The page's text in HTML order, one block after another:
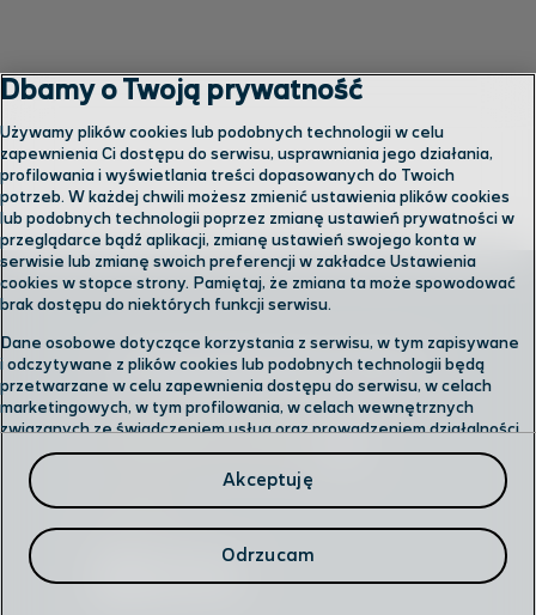
Skontaktuj się z nami
Odwiedź nas w salonie
Infolinia
Dbamy o Twoją prywatność
Używamy plików cookies lub podobnych technologii w celu
zapewnienia Ci dostępu do serwisu, usprawniania jego działania,
profilowania i wyświetlania treści dopasowanych do Twoich
potrzeb. W każdej chwili możesz zmienić ustawienia plików cookies
lub podobnych technologii poprzez zmianę ustawień prywatności w
przeglądarce bądź aplikacji, zmianę ustawień swojego konta w
serwisie lub zmianę swoich preferencji w zakładce Ustawienia
cookies w stopce strony. Pamiętaj, że zmiana ta może spowodować
brak dostępu do niektórych funkcji serwisu.
Dane osobowe dotyczące korzystania z serwisu, w tym zapisywane
i odczytywane z plików cookies lub podobnych technologii będą
przetwarzane w celu zapewnienia dostępu do serwisu, w celach
marketingowych, w tym profilowania, w celach wewnętrznych
związanych ze świadczeniem usług oraz prowadzeniem działalności
gospodarczej, w tym dowodowych, analitycznych i statystycznych,
wykrywania i eliminowania nadużyć oraz w celu wykonywania
obowiązków wynikających z przepisów prawa. Administratorem
Twoich danych jestCyfrowy Polsat S.A.
Przysługuje Ci prawo do dostępu do danych, ich usunięcia,
ograniczenia przetwarzania, przenoszenia, sprzeciwu, sprostowania
Akceptuję
Odrzucam